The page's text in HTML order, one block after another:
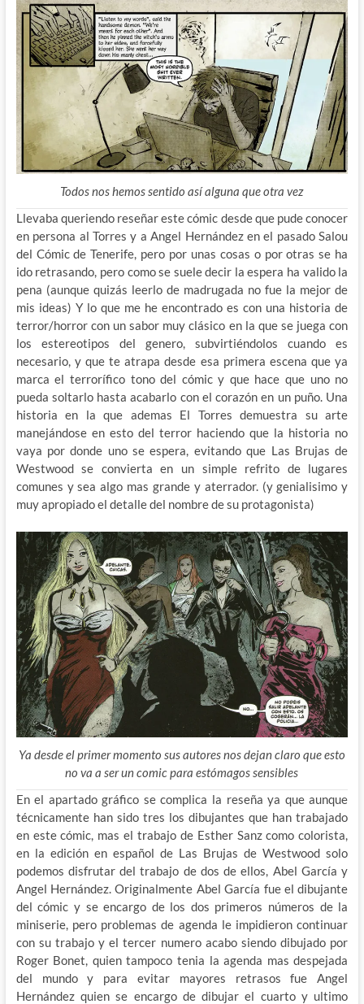
Todos nos hemos sentido así alguna que otra vez
Llevaba queriendo reseñar este cómic desde que pude conocer
en persona al Torres y a Angel Hernández en el pasado Salou
del Cómic de Tenerife, pero por unas cosas o por otras se ha
ido retrasando, pero como se suele decir la espera ha valido la
pena (aunque quizás leerlo de madrugada no fue la mejor de
mis ideas) Y lo que me he encontrado es con una historia de
terror/horror con un sabor muy clásico en la que se juega con
los estereotipos del genero, subvirtiéndolos cuando es
necesario, y que te atrapa desde esa primera escena que ya
marca el terrorífico tono del cómic y que hace que uno no
pueda soltarlo hasta acabarlo con el corazón en un puño. Una
historia en la que ademas El Torres demuestra su arte
manejándose en esto del terror haciendo que la historia no
vaya por donde uno se espera, evitando que Las Brujas de
Westwood se convierta en un simple refrito de lugares
comunes y sea algo mas grande y aterrador. (y genialisimo y
muy apropiado el detalle del nombre de su protagonista)
Ya desde el primer momento sus autores nos dejan claro que esto
no va a ser un comic para estómagos sensibles
En el apartado gráfico se complica la reseña ya que aunque
técnicamente han sido tres los dibujantes que han trabajado
en este cómic, mas el trabajo de Esther Sanz como colorista,
en la edición en español de Las Brujas de Westwood solo
podemos disfrutar del trabajo de dos de ellos, Abel García y
Angel Hernández. Originalmente Abel García fue el dibujante
del cómic y se encargo de los dos primeros números de la
miniserie, pero problemas de agenda le impidieron continuar
con su trabajo y el tercer numero acabo siendo dibujado por
Roger Bonet, quien tampoco tenia la agenda mas despejada
del mundo y para evitar mayores retrasos fue Angel
Hernández quien se encargo de dibujar el cuarto y ultimo